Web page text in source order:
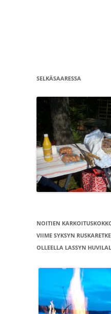
SELKÄSAARESSA
NOITIEN
VIIME SYKSYN
OLLEELLA LASSYN